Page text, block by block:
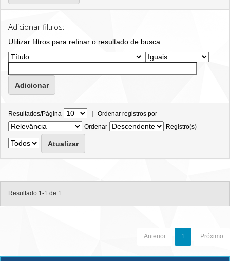
Adicionar filtros:
Utilizar filtros para refinar o resultado de busca.
Resultados/Página | Ordenar registros por
Ordenar
Registro(s)
Resultado 1-1 de 1.
Anterior 1 Próximo